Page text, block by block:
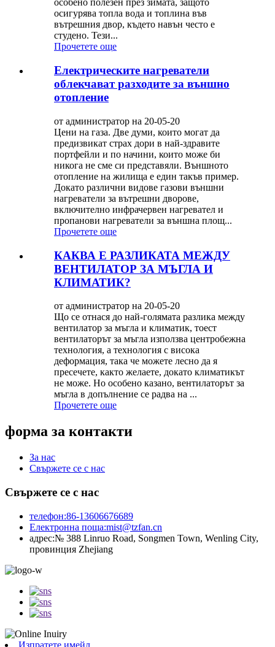
особено полезен през зимата, защото
осигурява топла вода и топлина във
вътрешния двор, където навън често е
студено. Тези...
Прочетете още
Електрическите нагреватели
облекчават разходите за външно
отопление
от администратор на 20-05-20
Цени на газа. Две думи, които могат да
предизвикат страх дори в най-здравите
портфейли и по начини, които може би
никога не сме си представяли. Външното
отопление на жилища е един такъв пример.
Докато различни видове газови външни
нагреватели за вътрешни дворове,
включително инфрачервен нагревател и
пропанови нагреватели за външна площ...
Прочетете още
КАКВА Е РАЗЛИКАТА МЕЖДУ
ВЕНТИЛАТОР ЗА МЪГЛА И
КЛИМАТИК?
от администратор на 20-05-20
Що се отнася до най-голямата разлика между
вентилатор за мъгла и климатик, тоест
вентилаторът за мъгла използва центробежна
технология, а технология с висока
деформация, така че можете лесно да я
пресечете, както желаете, докато климатикът
не може. Но особено казано, вентилаторът за
мъгла в допълнение се радва на ...
Прочетете още
форма за контакти
За нас
Свържете се с нас
Свържете се с нас
телефон:86-13606676689
Електронна поща:mist@tzfan.cn
адрес:№ 388 Linruo Road, Songmen Town, Wenling City,
провинция Zhejiang
Изпратете имейл